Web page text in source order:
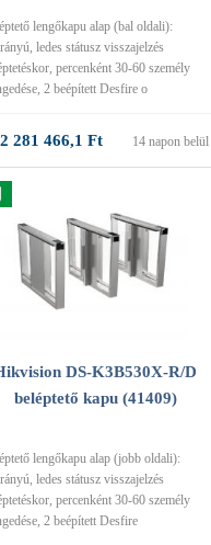
lengőkapu alap (bal oldali):
ledes státusz visszajelzés
percenként 30-60 személy
2 beépített Desfire o
2 281 466,1 Ft 14 napon belül
DS-K3B530X-R/D
beléptető kapu (41409)
lengőkapu alap (jobb oldali):
ledes státusz visszajelzés
percenként 30-60 személy
2 beépített Desfire